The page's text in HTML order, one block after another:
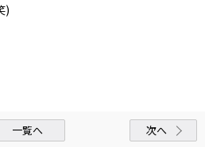
)
一覧へ 次へ